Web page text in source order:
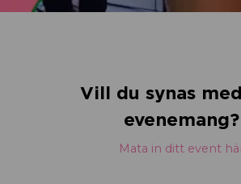
Vill du synas
evenemang?
Mata in ditt event